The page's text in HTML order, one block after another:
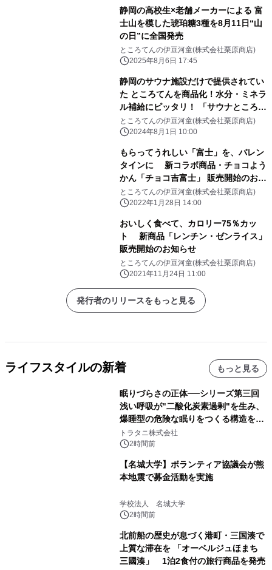
静岡の高校生×老舗メーカーによる 富
士山を模した琥珀糖3種を8月11日“山
の日”に全国発売
ところてんの伊豆河童(株式会社栗原商店)
2025年8月6日 17:45
静岡のサウナ施設だけで提供されてい
た ところてんを商品化！水分・ミネラ
ル補給にピッタリ！ 「サウナところて
ん」販売開始のお知らせ
ところてんの伊豆河童(株式会社栗原商店)
2024年8月1日 10:00
もらってうれしい「富士」を、バレン
タインに 新コラボ商品・チョコよう
かん「チョコ吉富士」 販売開始のお知
らせ
ところてんの伊豆河童(株式会社栗原商店)
2022年1月28日 14:00
おいしく食べて、カロリー75％カッ
ト 新商品「レンチン・ゼンライス」
販売開始のお知らせ
ところてんの伊豆河童(株式会社栗原商店)
2021年11月24日 11:00
発行者のリリースをもっと見る
ライフスタイルの新着 もっと見る
眠りづらさの正体──シリーズ第三回
浅い呼吸が"二酸化炭素過剰"を生み、
爆睡型の危険な眠りをつくる構造を解
説
トラタニ株式会社
2時間前
【名城大学】ボランティア協議会が熊
本地震で募金活動を実施
学校法人 名城大学
2時間前
北前船の歴史が息づく港町・三国湊で
上質な滞在を 「オーベルジュほまち
三國湊」 1泊2食付の旅行商品を発売